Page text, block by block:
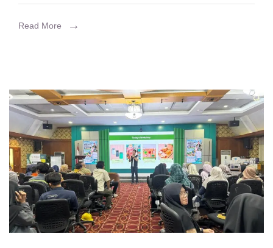
Dari
Bersih
Pantai
BM
PAN
Jadi
Simbol
Kepedulian
Lingkungan
Read More